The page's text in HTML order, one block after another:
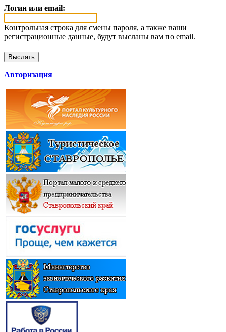
Логин или email:
Контрольная строка для смены пароля, а также ваши
регистрационные данные, будут высланы вам по email.
Авторизация